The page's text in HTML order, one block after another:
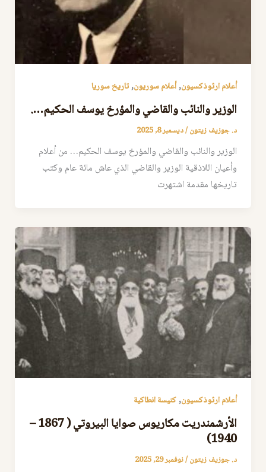
أعلام ارثوذكسيون,أعلام سوريون,تاريخ سوريا
الوزير والنائب والقاضي والمؤرخ يوسف الحكيم….
د. جوزيف زيتون/ديسمبر 8, 2025
الوزير والنائب والقاضي والمؤرخ يوسف الحكيم… من أعلام
وأعيان اللاذقية الوزير والقاضي الذي عاش مائة عام وكتب
تاريخها مقدمة اشتهرت
أعلام ارثوذكسيون,كنيسة انطاكية
الأرشمندريت مكاريوس صوايا البيروتي ( 1867 –
1940)
د. جوزيف زيتون/نوفمبر 29, 2025